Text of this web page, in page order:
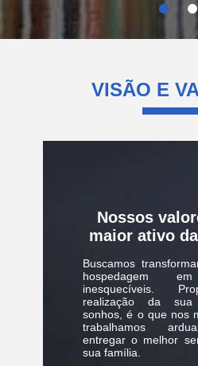
VISÃO E
Nossos
maior ativo
Buscamos
hospedagem
inesquecíveis.
realização da
sonhos, é o que nos
trabalhamos
entregar o melhor
sua família.